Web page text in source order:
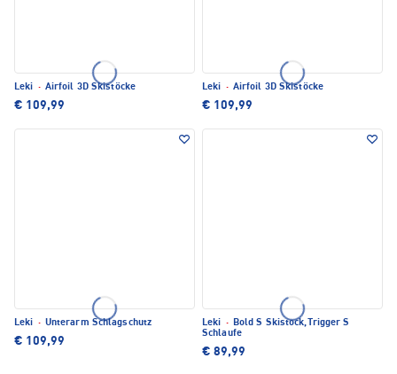
Leki · Airfoil 3D Skistöcke
€ 109,99
Leki · Airfoil 3D Skistöcke
€ 109,99
Leki · Unterarm Schlagschutz
€ 109,99
Leki · Bold S Skistock,Trigger S
Schlaufe
€ 89,99